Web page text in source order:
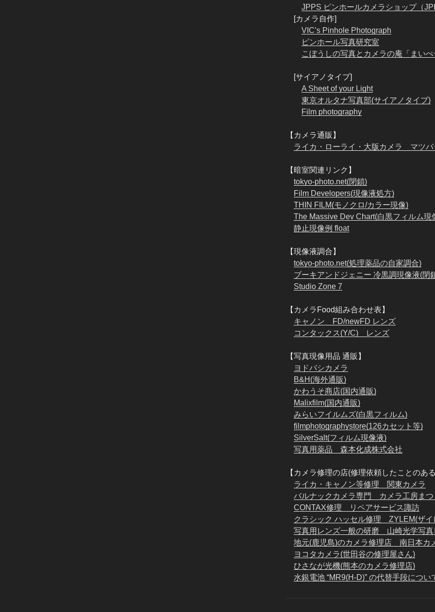
JPPS ピンホールカメラショップ（
[カメラ自作]
VIC’s Pinhole Photograph
ピンホール写真研究室
こぼうしの写真とカメラの庵「まいぺ
[サイアノタイプ]
A Sheet of your Light
東京オルタナ写真部(サイアノタイプ)
Film photography
【カメラ通販】
ライカ・ローライ・大版カメラ マツバ
【暗室関連リンク】
tokyo-photo.net(閉鎖)
Film Developers(現像液処方)
THIN FILM(モノクロ/カラー現像)
The Massive Dev Chart(白黒フィルム現
静止現像例 float
【現像液調合】
tokyo-photo.net(処理薬品の自家調合)
ブーキアンドジェニー 冷黒調現像液(閉
Studio Zone 7
【カメラFood組み合わせ表】
キャノン FD/newFD レンズ
コンタックス(Y/C) レンズ
【写真現像用品 通販】
ヨドバシカメラ
B&H(海外通販)
かわうそ商店(国内通販)
Malixfilm(国内通販)
みらいフイルムズ(白黒フィルム)
filmphotographystore(126カセット等)
SilverSalt(フィルム現像液)
写真用薬品 森本化成株式会社
【カメラ修理の店(修理依頼したことのあ
ライカ・キャノン等修理 関東カメラ
バルナックカメラ専門 カメラ工房まつ
CONTAX修理 リペアサービス諏訪
クラシック ハッセル修理 ZYLEM(ザイ
写真用レンズ一般の研磨 山崎光学写真
地元(鹿児島)のカメラ修理店 南日本カ
ヨコタカメラ(世田谷の修理屋さん)
ひさなが光機(熊本のカメラ修理店)
水銀電池 “MR9(H-D)” の代替手段につい